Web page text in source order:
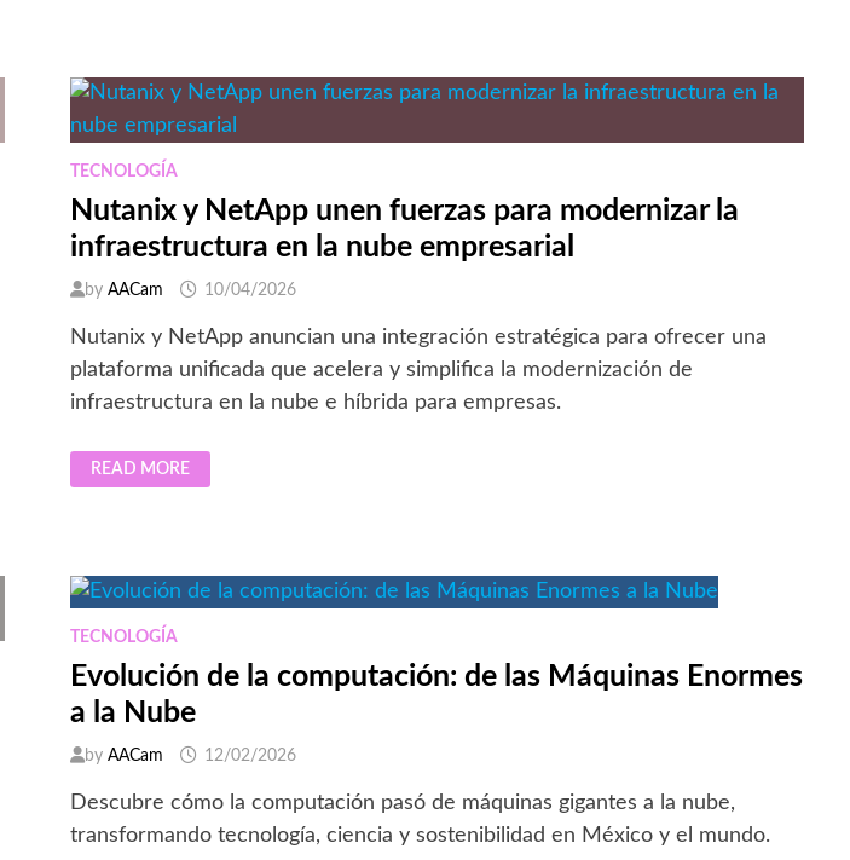
FIRST
LIGHT
LLEGA
A
GEFORCE
NOW
TECNOLOGÍA
Nutanix y NetApp unen fuerzas para modernizar la
infraestructura en la nube empresarial
byAACam 10/04/2026
Nutanix y NetApp anuncian una integración estratégica para ofrecer una
plataforma unificada que acelera y simplifica la modernización de
infraestructura en la nube e híbrida para empresas.
NUTANIX
Y
LA
INFRAESTRUCTURA
EN
LA
NUBE
EMPRESARIAL
READ MORE
TECNOLOGÍA
Evolución de la computación: de las Máquinas Enormes
a la Nube
byAACam 12/02/2026
Descubre cómo la computación pasó de máquinas gigantes a la nube,
transformando tecnología, ciencia y sostenibilidad en México y el mundo.